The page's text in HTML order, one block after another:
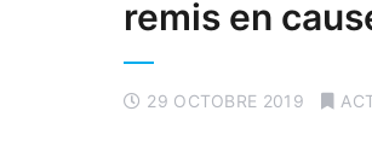
remis en
29 OCTOBRE 2019